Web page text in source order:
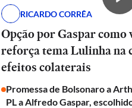
RICARDO CORRÊA
Opção por Gaspar como
reforça tema Lulinha na
efeitos colaterais
Promessa de Bolsonaro a
PL a Alfredo Gaspar,